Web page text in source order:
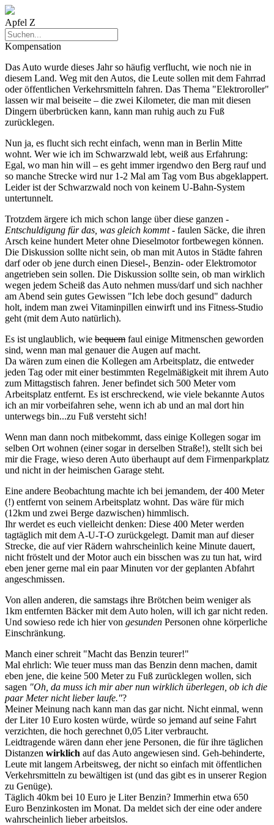
Apfel Z
Kompensation
Das Auto wurde dieses Jahr so häufig verflucht, wie noch nie in
diesem Land. Weg mit den Autos, die Leute sollen mit dem Fahrrad
oder öffentlichen Verkehrsmitteln fahren. Das Thema "Elektroroller"
lassen wir mal beiseite – die zwei Kilometer, die man mit diesen
Dingern überbrücken kann, kann man ruhig auch zu Fuß
zurücklegen.
Nun ja, es flucht sich recht einfach, wenn man in Berlin Mitte
wohnt. Wer wie ich im Schwarzwald lebt, weiß aus Erfahrung:
Egal, wo man hin will – es geht immer irgendwo den Berg rauf und
so manche Strecke wird nur 1-2 Mal am Tag vom Bus abgeklappert.
Leider ist der Schwarzwald noch von keinem U-Bahn-System
untertunnelt.
Trotzdem ärgere ich mich schon lange über diese ganzen -
Entschuldigung für das, was gleich kommt - faulen Säcke, die ihren
Arsch keine hundert Meter ohne Dieselmotor fortbewegen können.
Die Diskussion sollte nicht sein, ob man mit Autos in Städte fahren
darf oder ob jene durch einen Diesel-, Benzin- oder Elektromotor
angetrieben sein sollen. Die Diskussion sollte sein, ob man wirklich
wegen jedem Scheiß das Auto nehmen muss/darf und sich nachher
am Abend sein gutes Gewissen "Ich lebe doch gesund" dadurch
holt, indem man zwei Vitaminpillen einwirft und ins Fitness-Studio
geht (mit dem Auto natürlich).
Es ist unglaublich, wie bequem faul einige Mitmenschen geworden
sind, wenn man mal genauer die Augen auf macht.
Da wären zum einen die Kollegen am Arbeitsplatz, die entweder
jeden Tag oder mit einer bestimmten Regelmäßigkeit mit ihrem Auto
zum Mittagstisch fahren. Jener befindet sich 500 Meter vom
Arbeitsplatz entfernt. Es ist erschreckend, wie viele bekannte Autos
ich an mir vorbeifahren sehe, wenn ich ab und an mal dort hin
unterwegs bin...zu Fuß versteht sich!
Wenn man dann noch mitbekommt, dass einige Kollegen sogar im
selben Ort wohnen (einer sogar in derselben Straße!), stellt sich bei
mir die Frage, wieso deren Auto überhaupt auf dem Firmenparkplatz
und nicht in der heimischen Garage steht.
Eine andere Beobachtung machte ich bei jemandem, der 400 Meter
(!) entfernt von seinem Arbeitsplatz wohnt. Das wäre für mich
(12km und zwei Berge dazwischen) himmlisch.
Ihr werdet es euch vielleicht denken: Diese 400 Meter werden
tagtäglich mit dem A-U-T-O zurückgelegt. Damit man auf dieser
Strecke, die auf vier Rädern wahrscheinlich keine Minute dauert,
nicht fröstelt und der Motor auch ein bisschen was zu tun hat, wird
eben jener gerne mal ein paar Minuten vor der geplanten Abfahrt
angeschmissen.
Von allen anderen, die samstags ihre Brötchen beim weniger als
1km entfernten Bäcker mit dem Auto holen, will ich gar nicht reden.
Und sowieso rede ich hier von gesunden Personen ohne körperliche
Einschränkung.
Manch einer schreit "Macht das Benzin teurer!"
Mal ehrlich: Wie teuer muss man das Benzin denn machen, damit
eben jene, die keine 500 Meter zu Fuß zurücklegen wollen, sich
sagen "Oh, da muss ich mir aber nun wirklich überlegen, ob ich die
paar Meter nicht lieber laufe."?
Meiner Meinung nach kann man das gar nicht. Nicht einmal, wenn
der Liter 10 Euro kosten würde, würde so jemand auf seine Fahrt
verzichten, die hoch gerechnet 0,05 Liter verbraucht.
Leidtragende wären dann eher jene Personen, die für ihre täglichen
Distanzen wirklich auf das Auto angewiesen sind. Geh-behinderte,
Leute mit langem Arbeitsweg, der nicht so einfach mit öffentlichen
Verkehrsmitteln zu bewältigen ist (und das gibt es in unserer Region
zu Genüge).
Täglich 40km bei 10 Euro je Liter Benzin? Immerhin etwa 650
Euro Benzinkosten im Monat. Da meldet sich der eine oder andere
wahrscheinlich lieber arbeitslos.